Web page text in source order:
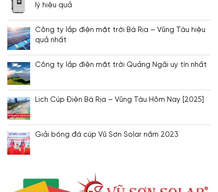
lý hiệu quả
Công ty lắp điện mặt trời Bà Rịa – Vũng Tàu hiệu
quả nhất
Công ty lắp điện mặt trời Quảng Ngãi uy tín nhất
Lịch Cúp Điện Bà Rịa – Vũng Tàu Hôm Nay [2025]
Giải bóng đá cúp Vũ Sơn Solar năm 2023